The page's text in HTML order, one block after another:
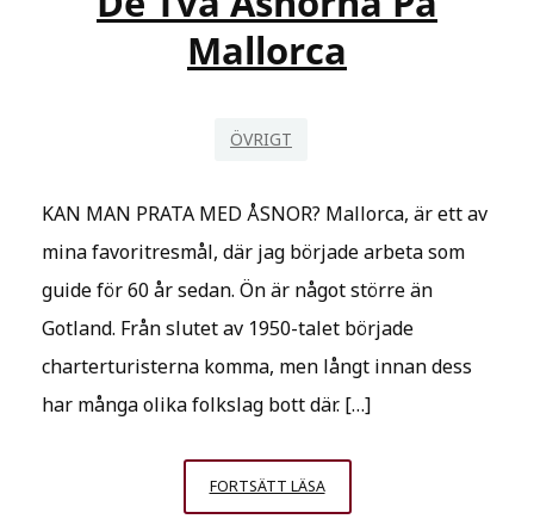
Mallorca
ÖVRIGT
KAN MAN PRATA MED ÅSNOR? Mallorca, är ett av
mina favoritresmål, där jag började arbeta som
guide för 60 år sedan. Ön är något större än
Gotland. Från slutet av 1950-talet började
charterturisterna komma, men långt innan dess
har många olika folkslag bott där. […]
FORTSÄTT LÄSADE
TVÅ